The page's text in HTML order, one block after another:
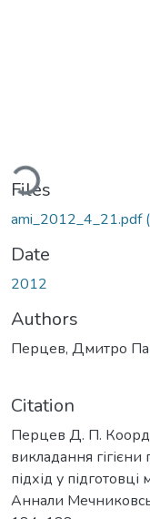
Files
ami_2012_4_21.pdf
Date
2012
Authors
Перцев, Дмитро
Citation
Перцев Д. П.
викладання
підхід у
Аннали